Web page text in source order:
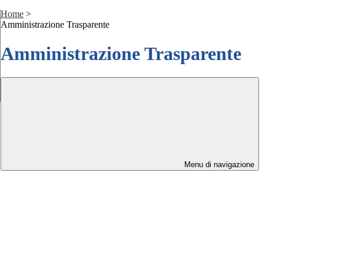
Home >
Amministrazione Trasparente
Amministrazione Trasparente
Menu di navigazione